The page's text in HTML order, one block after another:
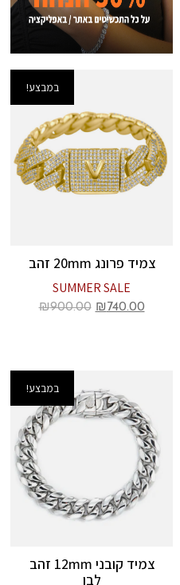
במבצע!
צמיד פרונג 20mm זהב
SUMMER SALE
₪740.00
₪900.00
במבצע!
צמיד קובני 12mm זהב
לבן